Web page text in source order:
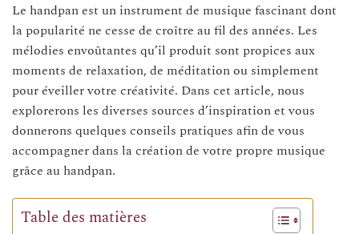
Le handpan est un instrument de musique fascinant dont
la popularité ne cesse de croître au fil des années. Les
mélodies envoûtantes qu’il produit sont propices aux
moments de relaxation, de méditation ou simplement
pour éveiller votre créativité. Dans cet article, nous
explorerons les diverses sources d’inspiration et vous
donnerons quelques conseils pratiques afin de vous
accompagner dans la création de votre propre musique
grâce au handpan.
Table des matières